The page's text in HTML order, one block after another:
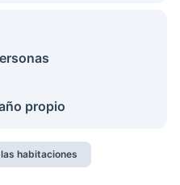
propio
habitaciones